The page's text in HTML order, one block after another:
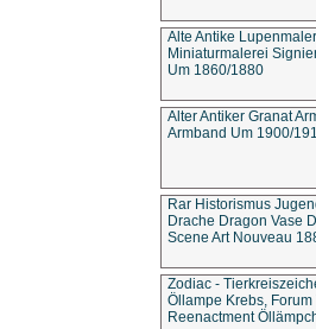
Alte Antike
Miniaturmalerei
Um 1860/1880
Alter Antiker Granat
Armband Um 1900/
Rar Historismus
Drache Dragon Vase
Scene Art Nouveau
Zodiac -
Öllampe Krebs, Forum
Reenactment